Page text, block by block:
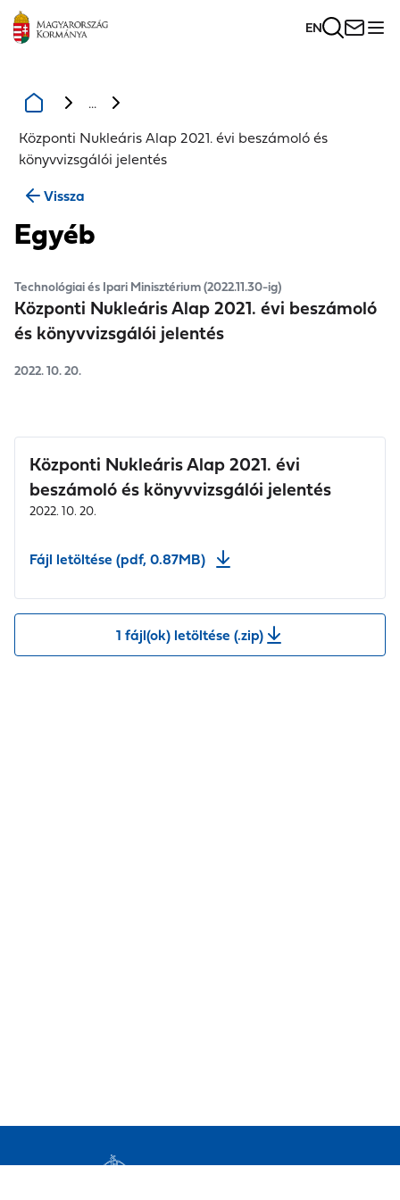
EN
...
Központi Nukleáris Alap 2021. évi beszámoló és
könyvvizsgálói jelentés
Vissza
Egyéb
Technológiai és Ipari Minisztérium (2022.11.30-ig)
Központi Nukleáris Alap 2021. évi beszámoló
és könyvvizsgálói jelentés
2022. 10. 20.
Központi Nukleáris Alap 2021. évi
beszámoló és könyvvizsgálói jelentés
2022. 10. 20.
Fájl letöltése (pdf, 0.87MB)
1 fájl(ok) letöltése (.zip)